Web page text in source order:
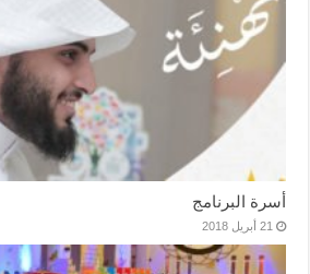
أسرة البرنامج
21 أبريل 2018